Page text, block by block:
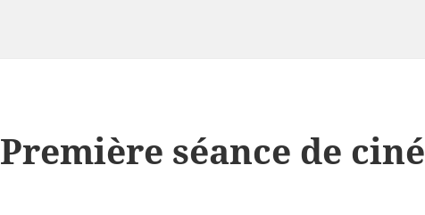
Première séance de ciné